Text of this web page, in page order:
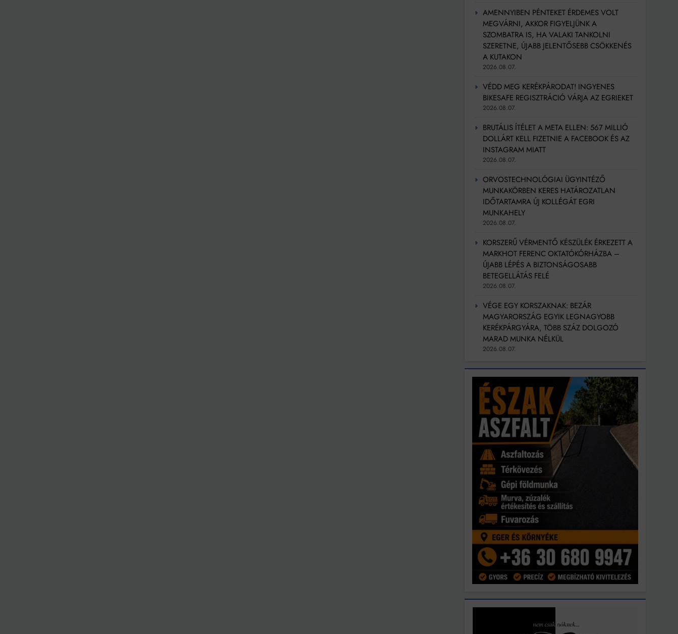
AMENNYIBEN PÉNTEKET ÉRDEMES VOLT
MEGVÁRNI, AKKOR FIGYELJÜNK A
SZOMBATRA IS, HA VALAKI TANKOLNI
SZERETNE, ÚJABB JELENTŐSEBB CSÖKKENÉS
A KUTAKON
2026.08.07.
VÉDD MEG KERÉKPÁRODAT! INGYENES
BIKESAFE REGISZTRÁCIÓ VÁRJA AZ EGRIEKET
2026.08.07.
BRUTÁLIS ÍTÉLET A META ELLEN: 567 MILLIÓ
DOLLÁRT KELL FIZETNIE A FACEBOOK ÉS AZ
INSTAGRAM MIATT
2026.08.07.
ORVOSTECHNOLÓGIAI ÜGYINTÉZŐ
MUNKAKÖRBEN KERES HATÁROZATLAN
IDŐTARTAMRA ÚJ KOLLÉGÁT EGRI
MUNKAHELY
2026.08.07.
KORSZERŰ VÉRMENTŐ KÉSZÜLÉK ÉRKEZETT A
MARKHOT FERENC OKTATÓKÓRHÁZBA –
ÚJABB LÉPÉS A BIZTONSÁGOSABB
BETEGELLÁTÁS FELÉ
2026.08.07.
VÉGE EGY KORSZAKNAK: BEZÁR
MAGYARORSZÁG EGYIK LEGNAGYOBB
KERÉKPÁRGYÁRA, TÖBB SZÁZ DOLGOZÓ
MARAD MUNKA NÉLKÜL
2026.08.07.